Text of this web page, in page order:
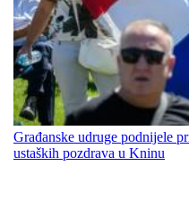
Građanske udruge podnijele
ustaških pozdrava u Kninu